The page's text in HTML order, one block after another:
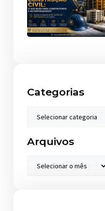
Categorias
Arquivos